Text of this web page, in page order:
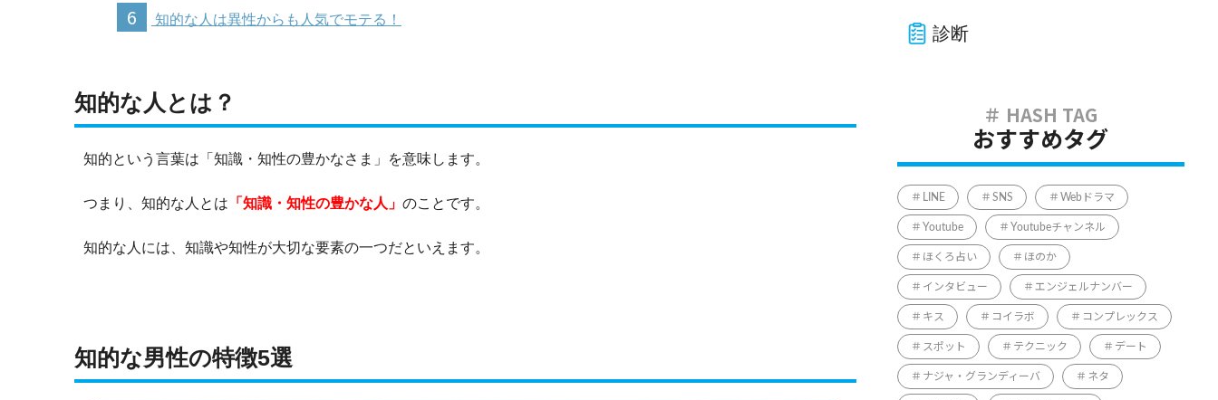
6 知的な人は異性からも人気でモテる！
知的な人とは？
知的という言葉は「知識・知性の豊かなさま」を意味します。
つまり、知的な人とは 「知識・知性の豊かな人」 のことです。
知的な人には、知識や知性が大切な要素の一つだといえます。
知的な男性の特徴5選
診断
おすすめタグ
LINE SNS Webドラマ
Youtube Youtubeチャンネル
ほくろ占い ほのか
インタビュー エンジェルナンバー
キス コイラボ コンプレックス
スポット テクニック デート
ナジャ・グランディーバ ネタ